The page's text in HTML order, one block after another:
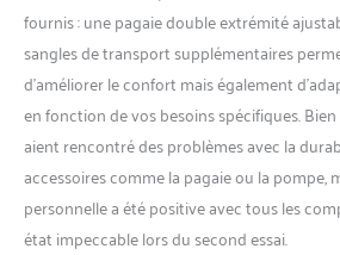
fournis : une pagaie double extrémité
sangles de transport supplémentaires
d’améliorer le confort mais également
en fonction de vos besoins spécifiques.
aient rencontré des problèmes avec la
accessoires comme la pagaie ou la pompe,
personnelle a été positive avec tous les
état impeccable lors du second essai.